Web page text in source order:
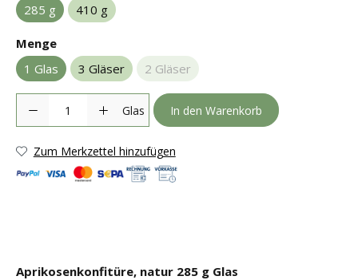
285 g
410 g
Mengeauswählen
1 Glas
3 Gläser 2 Gläser
Produkt Anzahl: Gib den gewünschten Wert ein oder benutze
Glas In den Warenkorb
Zum Merkzettel hinzufügen
Aprikosenkonfitüre, natur 285 g Glas